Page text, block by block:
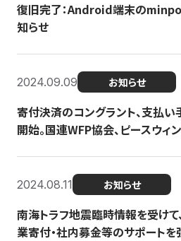
復旧完了：Android端末の
知らせ
2024.09.09 お知らせ
寄付決済のコングラント、支払い
開始。国連WFP協会、ピースウィ
2024.08.11 お知らせ
南海トラフ地震臨時情報を受けて
業寄付・社内募金等のサポートを